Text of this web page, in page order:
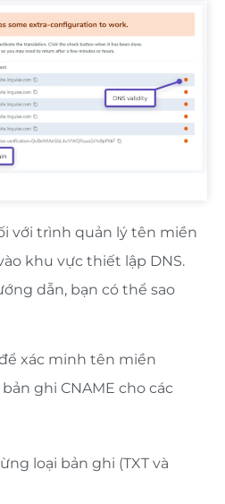
với trình quản lý tên miền
khu vực thiết lập DNS.
dẫn, bạn có thể sao
xác minh tên miền
ghi CNAME cho các
loại bản ghi (TXT và